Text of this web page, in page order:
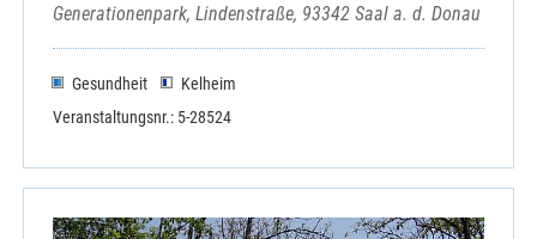
Generationenpark, Lindenstraße, 93342 Saal a. d. Donau
Gesundheit
Kelheim
Veranstaltungsnr.: 5-28524